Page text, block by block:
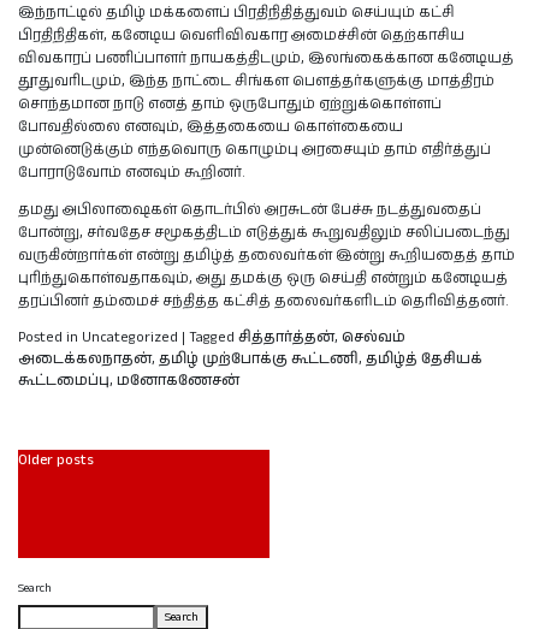
இந்நாட்டில் தமிழ் மக்களைப் பிரதிநிதித்துவம் செய்யும் கட்சி
பிரதிநிதிகள், கனேடிய வெளிவிவகார அமைச்சின் தெற்காசிய
விவகாரப் பணிப்பாளர் நாயகத்திடமும், இலங்கைக்கான கனேடியத்
தூதுவரிடமும், இந்த நாட்டை சிங்கள பெளத்தர்களுக்கு மாத்திரம்
சொந்தமான நாடு எனத் தாம் ஒருபோதும் ஏற்றுக்கொள்ளப்
போவதில்லை எனவும், இத்தகையை கொள்கையை
முன்னெடுக்கும் எந்தவொரு கொழும்பு அரசையும் தாம் எதிர்த்துப்
போராடுவோம் எனவும் கூறினர்.
தமது அபிலாஷைகள் தொடர்பில் அரசுடன் பேச்சு நடத்துவதைப்
போன்று, சர்வதேச சமூகத்திடம் எடுத்துக் கூறுவதிலும் சலிப்படைந்து
வருகின்றார்கள் என்று தமிழ்த் தலைவர்கள் இன்று கூறியதைத் தாம்
புரிந்துகொள்வதாகவும், அது தமக்கு ஒரு செய்தி என்றும் கனேடியத்
தரப்பினர் தம்மைச் சந்தித்த கட்சித் தலைவர்களிடம் தெரிவித்தனர்.
Posted in Uncategorized | Tagged சித்தார்த்தன், செல்வம்
அடைக்கலநாதன், தமிழ் முற்போக்கு கூட்டணி, தமிழ்த் தேசியக்
கூட்டமைப்பு, மனோகணேசன்
Older posts
Search
Search